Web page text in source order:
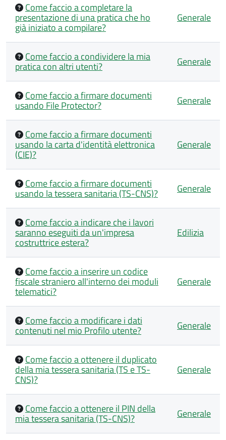
Come faccio a completare la
presentazione di una pratica che ho
già iniziato a compilare?
Generale
Come faccio a condividere la mia
pratica con altri utenti? Generale
Come faccio a firmare documenti
usando File Protector? Generale
Come faccio a firmare documenti
usando la carta d'identità elettronica
(CIE)?
Generale
Come faccio a firmare documenti
usando la tessera sanitaria (TS-CNS)? Generale
Come faccio a indicare che i lavori
saranno eseguiti da un'impresa
costruttrice estera?
Edilizia
Come faccio a inserire un codice
fiscale straniero all'interno dei moduli
telematici?
Generale
Come faccio a modificare i dati
contenuti nel mio Profilo utente? Generale
Come faccio a ottenere il duplicato
della mia tessera sanitaria (TS e TS-
CNS)?
Generale
Come faccio a ottenere il PIN della
mia tessera sanitaria (TS-CNS)? Generale